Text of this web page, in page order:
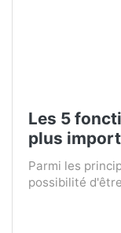
Les 5
plus
Parmi les
possibilité